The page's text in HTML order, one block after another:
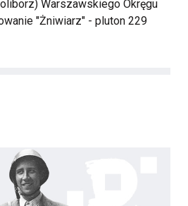
Warszawskiego Okręgu
"Żniwiarz" - pluton 229